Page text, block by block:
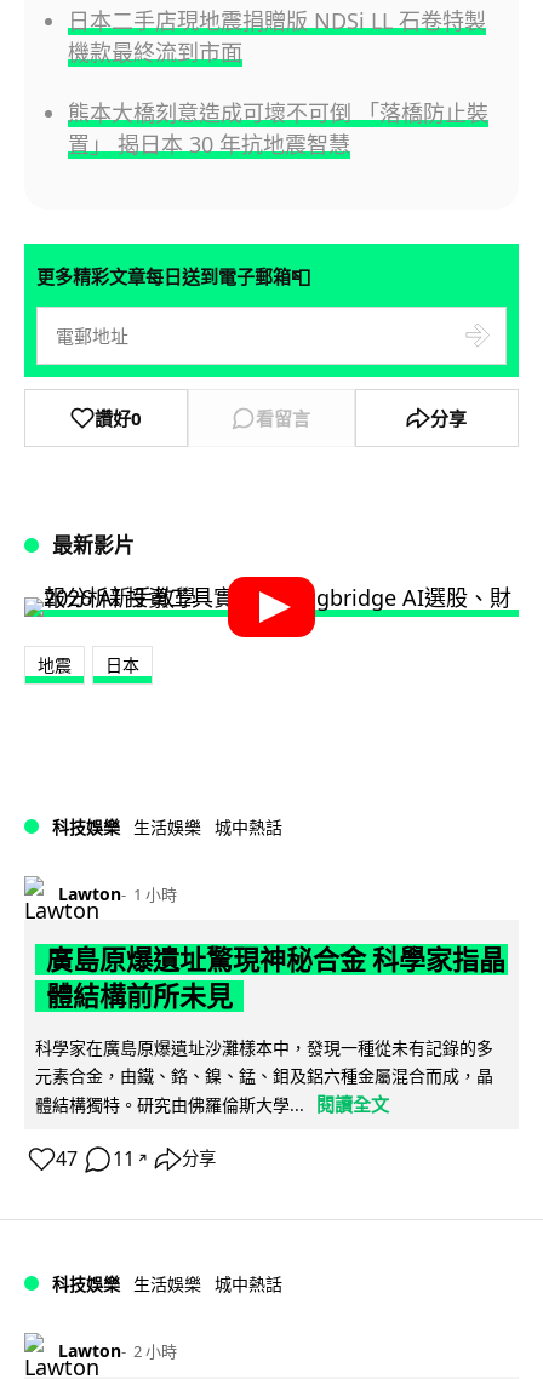
日本二手店現地震捐贈版 NDSi LL 石卷特製
機款最終流到市面
熊本大橋刻意造成可壞不可倒 「落橋防止裝
置」 揭日本 30 年抗地震智慧
更多精彩文章每日送到電子郵箱📮
讚好0 看留言 分享
最新影片
地震 日本
科技娛樂 生活娛樂 城中熱話
Lawton 1 小時
廣島原爆遺址驚現神秘合金 科學家指晶
體結構前所未見
科學家在廣島原爆遺址沙灘樣本中，發現一種從未有記錄的多
元素合金，由鐵、鉻、鎳、錳、鉬及鋁六種金屬混合而成，晶
體結構獨特。研究由佛羅倫斯大學...
閱讀全文
47 11 ↗ 分享
科技娛樂 生活娛樂 城中熱話
Lawton 2 小時